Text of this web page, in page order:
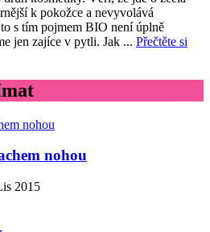
k pokožce a nevyvolává
s tím pojmem BIO není úplně
jen zajíce v pytli. Jak ... Přečtěte si
nohou
2015